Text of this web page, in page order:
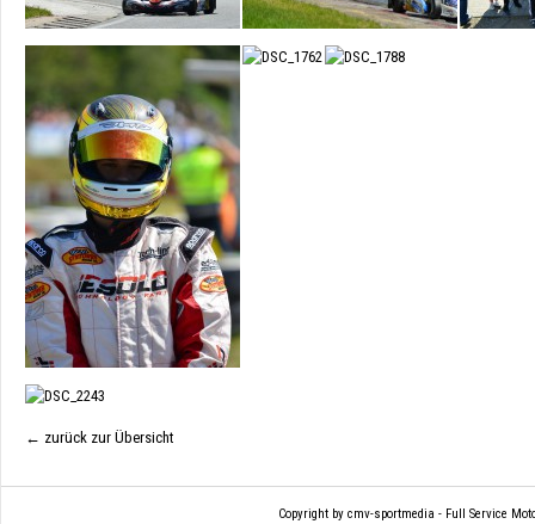
← zurück zur Übersicht
Copyright by cmv-sportmedia - Full Service